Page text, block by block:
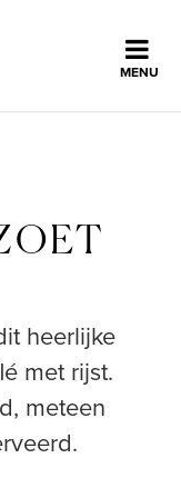
MENU
heerlijke
met rijst.
meteen